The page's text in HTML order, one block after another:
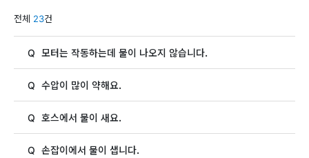
전체 23건
Q 모터는 작동하는데 물이 나오지 않습니다.
Q 수압이 많이 약해요.
Q 호스에서 물이 새요.
Q 손잡이에서 물이 샙니다.